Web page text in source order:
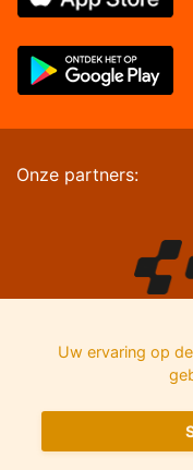
Onze partners:
Uw ervaring op